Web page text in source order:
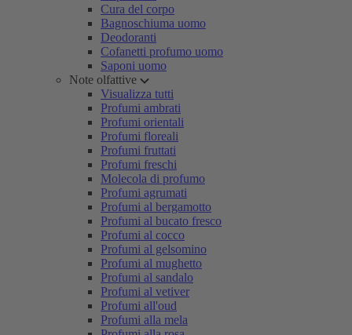
Cura del corpo
Bagnoschiuma uomo
Deodoranti
Cofanetti profumo uomo
Saponi uomo
Note olfattive
Visualizza tutti
Profumi ambrati
Profumi orientali
Profumi floreali
Profumi fruttati
Profumi freschi
Molecola di profumo
Profumi agrumati
Profumi al bergamotto
Profumi al bucato fresco
Profumi al cocco
Profumi al gelsomino
Profumi al mughetto
Profumi al sandalo
Profumi al vetiver
Profumi all'oud
Profumi alla mela